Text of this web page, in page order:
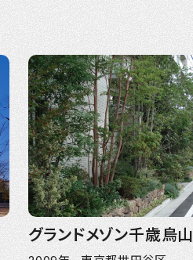
グランドメゾン千歳烏山